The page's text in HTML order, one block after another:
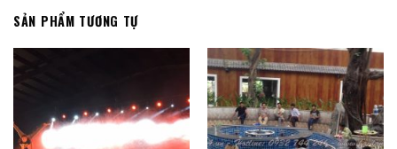
SẢN PHẨM TƯƠNG TỰ